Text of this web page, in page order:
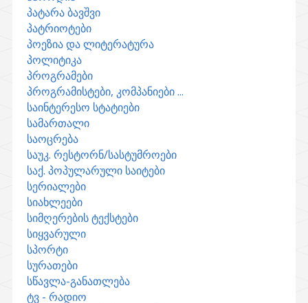
პატარა ბავშვი
პატრიოტები
პოეზია და ლიტერატურა
პოლიტიკა
პროგრამები
პროგრამისტები, კომპანიები ...
საინტერესო სტატიები
სამართალი
საოცრება
საუკ. რესტორნ/სასტუმროები
საქ. პოპულარული საიტები
სერიალები
სიახლეები
სიმღერების ტექსტები
სიყვარული
სპორტი
სურათები
სწავლა-განათლება
ტვ - რადიო